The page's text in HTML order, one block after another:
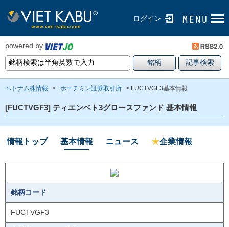
ログイン
powered by
ベトナム株情報 > ホーチミン証券取引所 > FUCTVGF3基本情報
[FUCTVGF3] ティエンベト3グロースファンド 基本情報
情報トップ 基本情報 ニュース ★企業情報
銘柄コード
FUCTVGF3